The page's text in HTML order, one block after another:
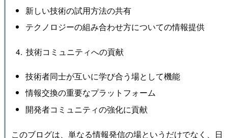
新しい技術の試用方法の共有
テクノロジーの組み合わせ方についての情報提供
技術コミュニティへの貢献
技術者同士が互いに学び合う場として機能
情報交換の重要なプラットフォーム
開発者コミュニティの強化に貢献
このブログは、単なる情報発信の場というだけでなく、日